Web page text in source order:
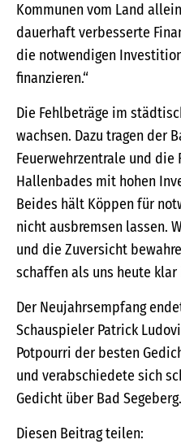
Kommunen vom Land
dauerhaft verbesserte
die notwendigen
finanzieren.“
Die Fehlbeträge im
wachsen. Dazu tragen der
Feuerwehrzentrale und die
Hallenbades mit hohen
Beides hält Köppen für
nicht ausbremsen lassen.
und die Zuversicht
schaffen als uns heute klar
Der Neujahrsempfang
Schauspieler Patrick
Potpourri der besten
und verabschiedete sich
Gedicht über Bad Segeberg.
Diesen Beitrag teilen: